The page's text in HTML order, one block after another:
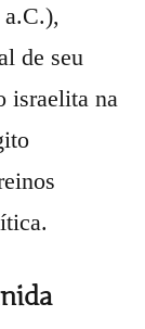
de seu
israelita na